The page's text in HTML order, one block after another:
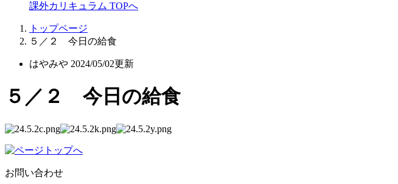
課外カリキュラム TOPへ
トップページ
５／２ 今日の給食
はやみや 2024/05/02更新
５／２ 今日の給食
お問い合わせ